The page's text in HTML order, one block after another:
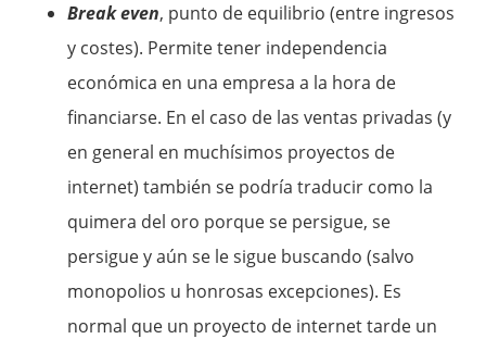
Break even, punto de equilibrio (entre ingresos
y costes). Permite tener independencia
económica en una empresa a la hora de
financiarse. En el caso de las ventas privadas (y
en general en muchísimos proyectos de
internet) también se podría traducir como la
quimera del oro porque se persigue, se
persigue y aún se le sigue buscando (salvo
monopolios u honrosas excepciones). Es
normal que un proyecto de internet tarde un